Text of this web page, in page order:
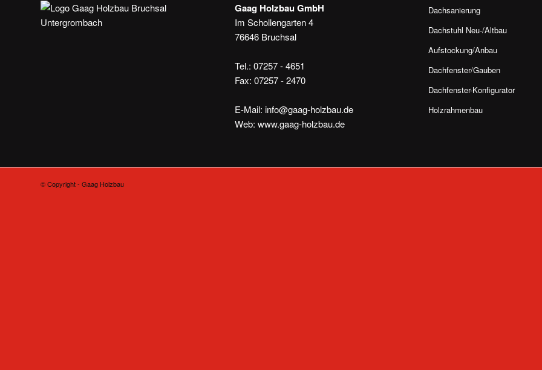
Gaag Holzbau GmbH
Im Schollengarten 4
76646 Bruchsal
Tel.: 07257 - 4651
Fax: 07257 - 2470
E-Mail: info@gaag-holzbau.de
Web: www.gaag-holzbau.de
Dachsanierung
Dachstuhl Neu-/Altbau
Aufstockung/Anbau
Dachfenster/Gauben
Dachfenster-Konfigurator
Holzrahmenbau
© Copyright - Gaag Holzbau